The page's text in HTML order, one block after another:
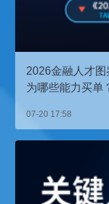
2026金融人才
为哪些能力买单
07-20 17:58